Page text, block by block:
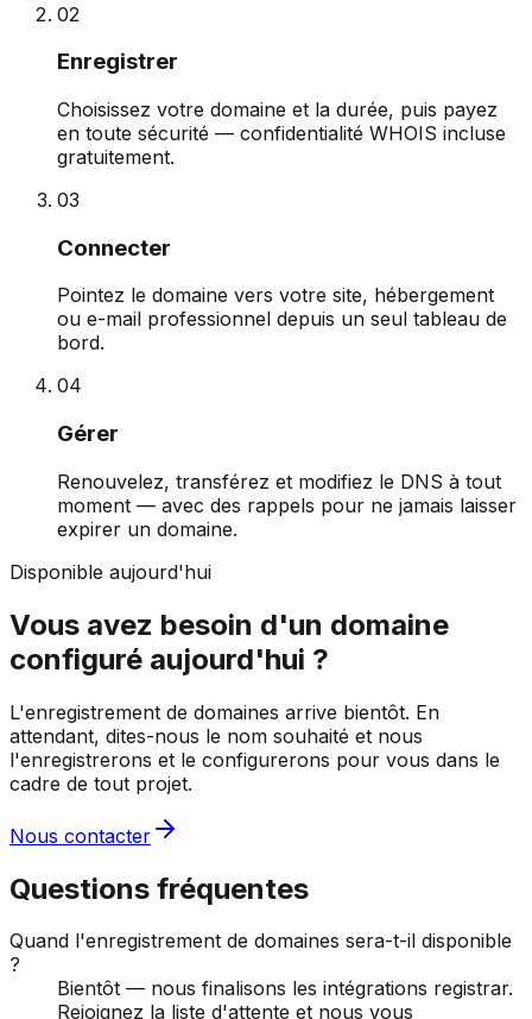
02
Enregistrer
Choisissez votre domaine et la durée, puis payez
en toute sécurité — confidentialité WHOIS incluse
gratuitement.
03
Connecter
Pointez le domaine vers votre site, hébergement
ou e-mail professionnel depuis un seul tableau de
bord.
04
Gérer
Renouvelez, transférez et modifiez le DNS à tout
moment — avec des rappels pour ne jamais laisser
expirer un domaine.
Disponible aujourd'hui
Vous avez besoin d'un domaine
configuré aujourd'hui ?
L'enregistrement de domaines arrive bientôt. En
attendant, dites-nous le nom souhaité et nous
l'enregistrerons et le configurerons pour vous dans le
cadre de tout projet.
Nous contacter
Questions fréquentes
Quand l'enregistrement de domaines sera-t-il disponible
?
Bientôt — nous finalisons les intégrations registrar.
Rejoignez la liste d'attente et nous vous